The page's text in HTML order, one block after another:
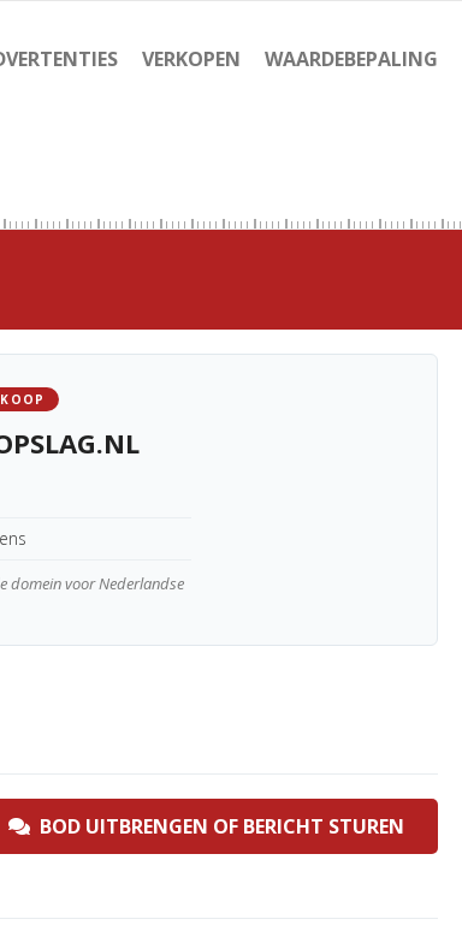
VERKOPEN WAARDEBEPALING
domein voor Nederlandse
BOD UITBRENGEN OF BERICHT STUREN